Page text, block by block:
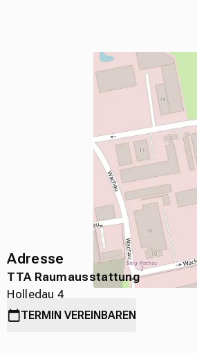
Adresse
TTA Raumausstattung
Holledau 4
89584 Ehingen
TERMIN VEREINBAREN